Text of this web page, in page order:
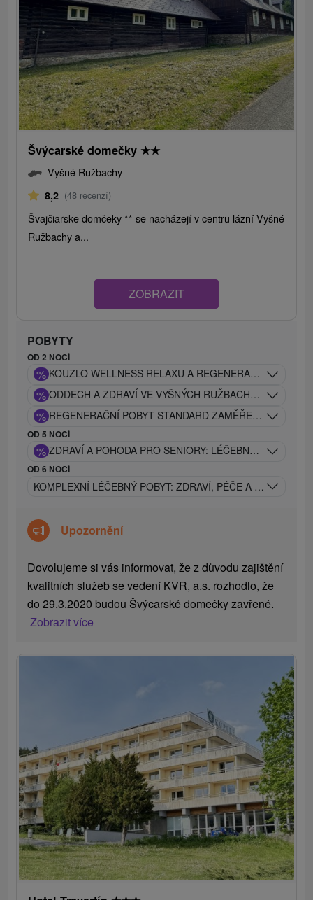
Švýcarské domečky ★★
Vyšné Ružbachy
8,2 (48 recenzí)
Švajčiarske domčeky ** se nacházejí v centru lázní Vyšné
Ružbachy a...
ZOBRAZIT
POBYTY
OD 2 NOCÍ
% KOUZLO WELLNESS RELAXU A REGENERACE V
% ODDECH A ZDRAVÍ VE VYŠNÝCH RUŽBACHÁCH:
% REGENERAČNÍ POBYT STANDARD ZAMĚŘENÝ NA
OD 5 NOCÍ
% ZDRAVÍ A POHODA PRO SENIORY: LÉČEBNÝ RELAX V
OD 6 NOCÍ
KOMPLEXNÍ LÉČEBNÝ POBYT: ZDRAVÍ, PÉČE A
Upozornění
Dovolujeme si vás informovat, že z důvodu zajištění
kvalitních služeb se vedení KVR, a.s. rozhodlo, že
do 29.3.2020 budou Švýcarské domečky zavřené.
Zobrazit více